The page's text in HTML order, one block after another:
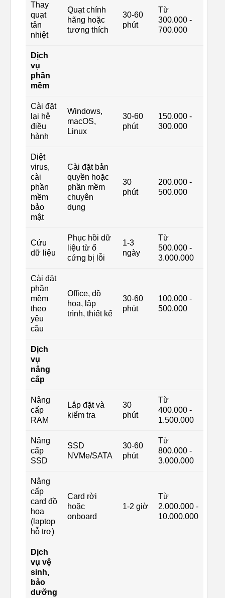
Thay
quạt
tản
nhiệt
Quạt chính
hãng hoặc
tương thích
30-60
phút
Từ
300.000 -
700.000
Dịch
vụ
phần
mềm
Cài đặt
lại hệ
điều
hành
Windows,
macOS,
Linux
30-60
phút
150.000 -
300.000
Diệt
virus,
cài
phần
mềm
bảo
mật
Cài đặt bản
quyền hoặc
phần mềm
chuyên
dụng
30
phút
200.000 -
500.000
Cứu
dữ liệu
Phục hồi dữ
liệu từ ổ
cứng bị lỗi
1-3
ngày
Từ
500.000 -
3.000.000
Cài đặt
phần
mềm
theo
yêu
cầu
Office, đồ
họa, lập
trình, thiết kế
30-60
phút
100.000 -
500.000
Dịch
vụ
nâng
cấp
Nâng
cấp
RAM
Lắp đặt và
kiểm tra
30
phút
Từ
400.000 -
1.500.000
Nâng
cấp
SSD
SSD
NVMe/SATA
30-60
phút
Từ
800.000 -
3.000.000
Nâng
cấp
card đồ
họa
(laptop
hỗ trợ)
Card rời
hoặc
onboard
1-2 giờ
Từ
2.000.000 -
10.000.000
Dịch
vụ vệ
sinh,
bảo
dưỡng